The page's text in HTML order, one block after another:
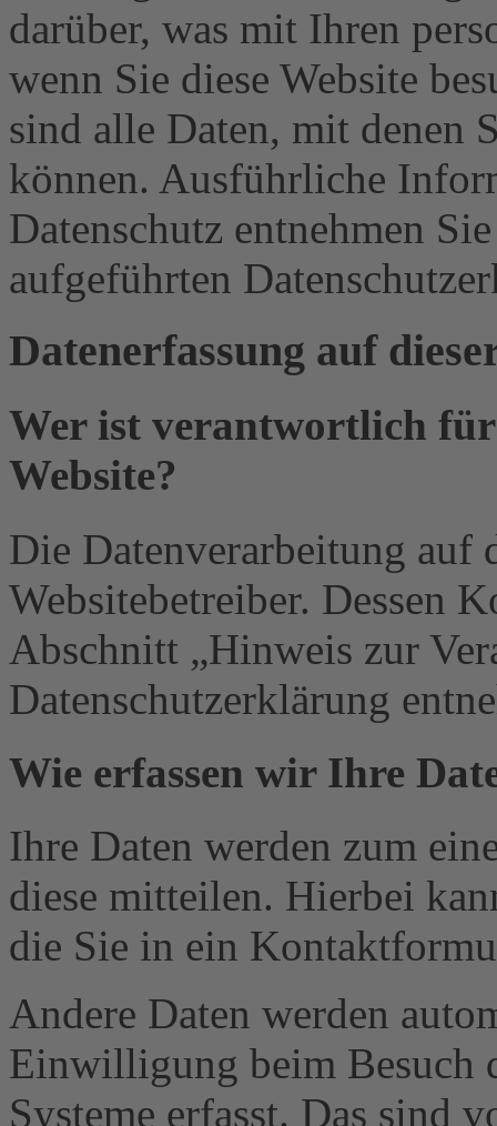
darüber, was mit Ihren
wenn Sie diese Website
sind alle Daten, mit denen
können. Ausführliche
Datenschutz entnehmen
aufgeführten
Datenerfassung auf
Wer ist verantwortlich für
Website?
Die Datenverarbeitung auf
Websitebetreiber. Dessen
Abschnitt „Hinweis zur
Datenschutzerklärung
Wie erfassen wir Ihre
Ihre Daten werden zum
diese mitteilen. Hierbei
die Sie in ein
Andere Daten werden
Einwilligung beim Besuch
Systeme erfasst. Das sind